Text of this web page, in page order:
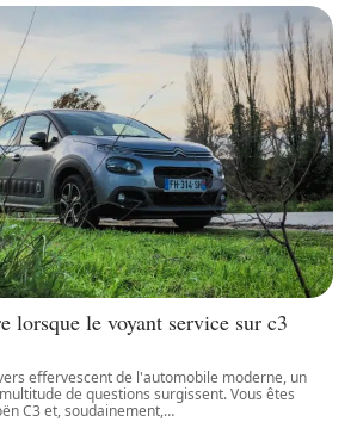
lorsque le voyant service sur c3
effervescent de l'automobile moderne, un
de questions surgissent. Vous êtes
C3 et, soudainement,…